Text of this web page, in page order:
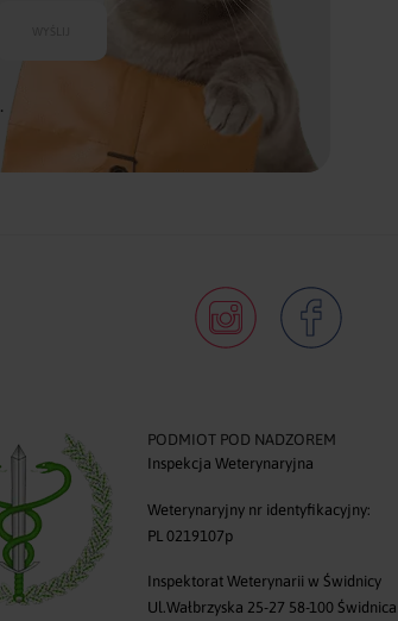
.
PODMIOT POD NADZOREM
Inspekcja Weterynaryjna
Weterynaryjny nr identyfikacyjny:
PL 0219107p
Inspektorat Weterynarii w Świdnicy
Ul.Wałbrzyska 25-27 58-100 Świdnica